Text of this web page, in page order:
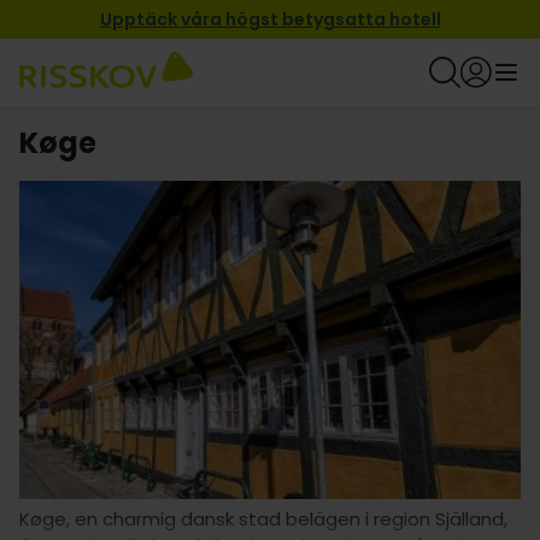
Upptäck våra högst betygsatta hotell
Køge
Køge, en charmig dansk stad belägen i region Själland,